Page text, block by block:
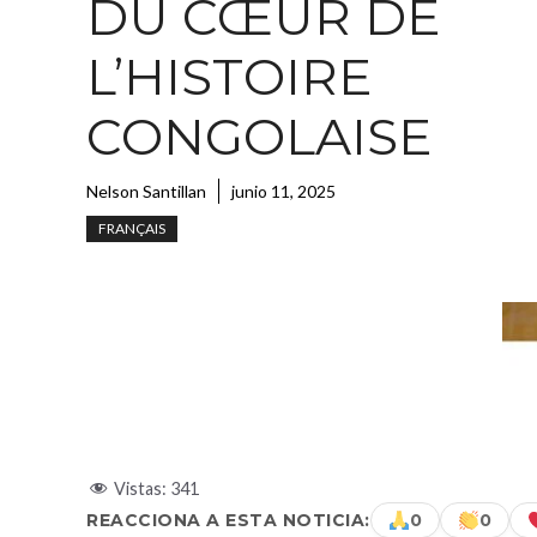
DU CŒUR DE
L’HISTOIRE
CONGOLAISE
Nelson Santillan junio 11, 2025
FRANÇAIS
Vistas: 341
REACCIONA A ESTA NOTICIA: 0 0